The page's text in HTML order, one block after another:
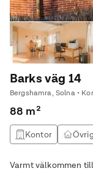
Barks väg 14
Bergshamra, Solna •
88 m²
Kontor
Varmt välkommen